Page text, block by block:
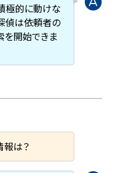
極的に動けな
偵は依頼者の
開始できま
は？